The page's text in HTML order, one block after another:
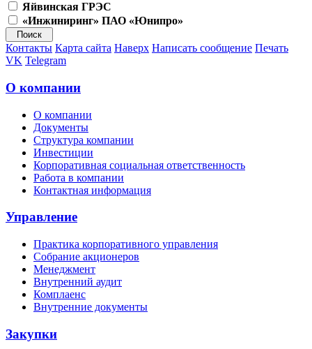
Яйвинская ГРЭС
«Инжиниринг» ПАО «Юнипро»
Контакты Карта сайта Наверх Написать сообщение Печать
VK Telegram
О компании
О компании
Документы
Структура компании
Инвестиции
Корпоративная социальная ответственность
Работа в компании
Контактная информация
Управление
Практика корпоративного управления
Собрание акционеров
Менеджмент
Внутренний аудит
Комплаенс
Внутренние документы
Закупки